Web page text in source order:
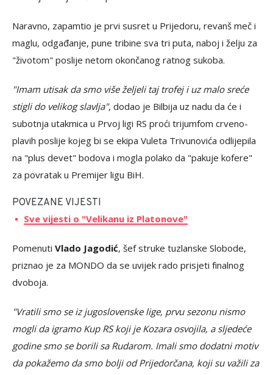
Naravno, zapamtio je prvi susret u Prijedoru, revanš meč i
maglu, odgađanje, pune tribine sva tri puta, naboj i želju za
"životom" poslije netom okončanog ratnog sukoba.
"Imam utisak da smo više željeli taj trofej i uz malo sreće
stigli do velikog slavlja", dodao je Bilbija uz nadu da će i
subotnja utakmica u Prvoj ligi RS proći trijumfom crveno-
plavih poslije kojeg bi se ekipa Vuleta Trivunovića odlijepila
na "plus devet" bodova i mogla polako da "pakuje kofere"
za povratak u Premijer ligu BiH.
POVEZANE VIJESTI
Sve vijesti o "Velikanu iz Platonove"
Pomenuti Vlado Jagodić, šef struke tuzlanske Slobode,
priznao je za MONDO da se uvijek rado prisjeti finalnog
dvoboja.
"Vratili smo se iz jugoslovenske lige, prvu sezonu nismo
mogli da igramo Kup RS koji je Kozara osvojila, a sljedeće
godine smo se borili sa Rudarom. Imali smo dodatni motiv
da pokažemo da smo bolji od Prijedorčana, koji su važili za